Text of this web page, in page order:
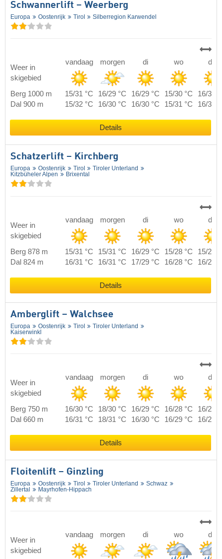
Schwannerlift – Weerberg
Europa Oostenrijk Tirol Silberregion Karwendel
Weer in
skigebied
vandaag morgen di wo do
Berg 1000 m 15/31 °C 16/29 °C 16/29 °C 15/30 °C
16/30
Dal 900 m
15/32 °C 16/30 °C 16/30 °C 15/31 °C 16/31
Details
Schatzerlift – Kirchberg
Europa Oostenrijk Tirol
Tiroler Unterland
Kitzbüheler Alpen
Brixental
Weer in
skigebied
vandaag morgen di wo do
Berg 878 m 15/31 °C 15/31 °C 16/29 °C 15/28 °C
15/29
Dal 824 m
16/31 °C 16/31 °C 17/29 °C 16/28 °C 16/29
Details
Amberglift – Walchsee
Europa Oostenrijk Tirol
Tiroler Unterland
Kaiserwinkl
Weer in
skigebied
vandaag morgen di wo do
Berg 750 m 16/30 °C 18/30 °C 16/29 °C 16/28 °C
16/28
Dal 660 m
16/31 °C 18/31 °C 16/30 °C 16/29 °C 16/29
Details
Floitenlift – Ginzling
Europa Oostenrijk Tirol Tiroler Unterland
Schwaz
Zillertal
Mayrhofen-Hippach
Weer in
skigebied
vandaag morgen di wo do